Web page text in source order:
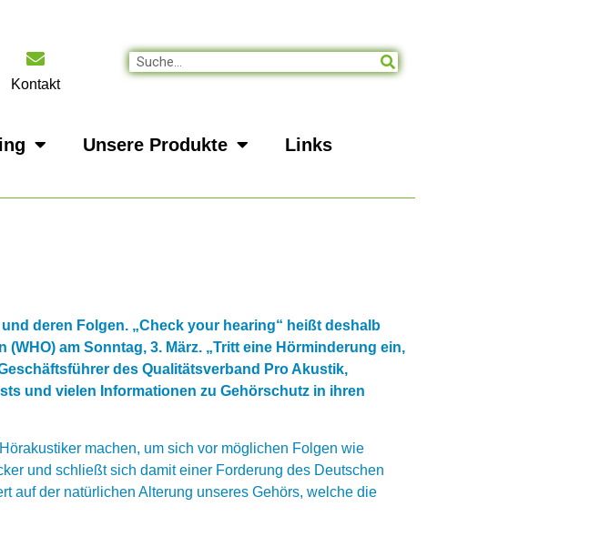
Kontakt
Unsere Produkte Links
deren Folgen. „Check your hearing“ heißt deshalb
am Sonntag, 3. März. „Tritt eine Hörminderung ein,
des Qualitätsverband Pro Akustik,
und vielen Informationen zu Gehörschutz in ihren
machen, um sich vor möglichen Folgen wie
und schließt sich damit einer Forderung des Deutschen
auf der natürlichen Alterung unseres Gehörs, welche die